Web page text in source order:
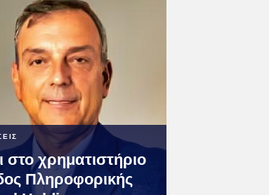
στο χρηματιστήριο
Πληροφορικής